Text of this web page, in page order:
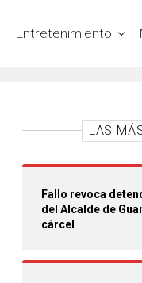
Entretenimiento
LAS
Fallo revoca
del Alcalde de
cárcel